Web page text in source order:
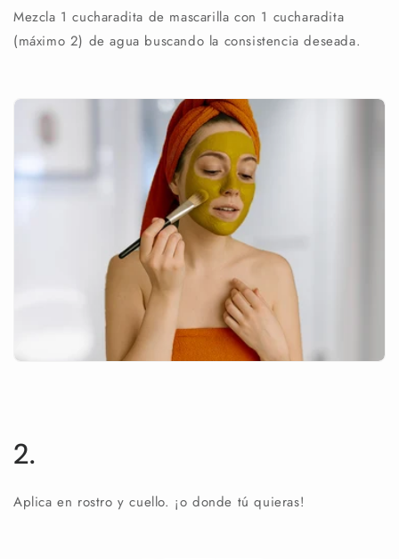
Mezcla 1 cucharadita de mascarilla con 1 cucharadita
(máximo 2) de agua buscando la consistencia deseada.
2.
Aplica en rostro y cuello. ¡o donde tú quieras!